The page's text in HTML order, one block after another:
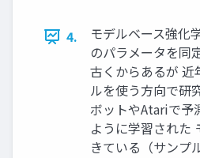
4.
モデルベース強化
のパラメータを同
古くからあるが
ルを使う方向で研
ボットやAtariで予
ように学習された
きている（サンプ